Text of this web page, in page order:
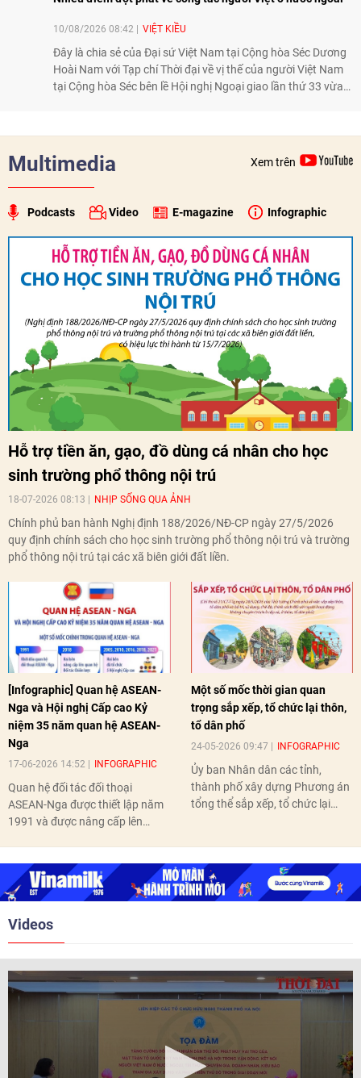
10/08/2026 08:42 VIỆT KIỀU
Đây là chia sẻ của Đại sứ Việt Nam tại Cộng hòa Séc Dương
Hoài Nam với Tạp chí Thời đại về vị thế của người Việt Nam
tại Cộng hòa Séc bên lề Hội nghị Ngoại giao lần thứ 33 vừa
Multimedia Xem trên
Podcasts Video E-magazine Infographic
Hỗ trợ tiền ăn, gạo, đồ dùng cá nhân cho học
sinh trường phổ thông nội trú
18-07-2026 08:13 NHỊP SỐNG QUA ẢNH
Chính phủ ban hành Nghị định 188/2026/NĐ-CP ngày 27/5/2026
quy định chính sách cho học sinh trường phổ thông nội trú và trường
phổ thông nội trú tại các xã biên giới đất liền.
[Infographic] Quan hệ ASEAN-
Nga và Hội nghị Cấp cao Kỷ
niệm 35 năm quan hệ ASEAN-
Nga
17-06-2026 14:52 INFOGRAPHIC
Quan hệ đối tác đối thoại
ASEAN-Nga được thiết lập năm
1991 và được nâng cấp lên
nghị Cấp cao vào các năm 2005,
2010, 2016, 2018, 2021.
Một số mốc thời gian quan
trọng sắp xếp, tổ chức lại thôn,
tổ dân phố
24-05-2026 09:47 INFOGRAPHIC
Ủy ban Nhân dân các tỉnh,
thành phố xây dựng Phương án
tổng thể sắp xếp, tổ chức lại
Videos